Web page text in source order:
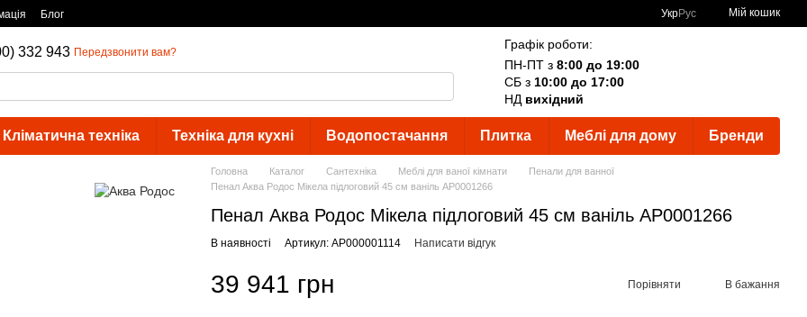
Блог УкрРус Мій кошик
332 943 Передзвонити вам?
Графік роботи:
ПН-ПТ з 8:00 до 19:00
СБ з 10:00 до 17:00
НД вихідний
Кліматична техніка Техніка для кухні Водопостачання Плитка Меблі для дому Бренди
Головна Каталог Сантехніка Меблі для ваної кімнати
Пенали для ванної
Пенал Аква Родос Мікела підлоговий 45 см ваніль АР0001266
Пенал Аква Родос Мікела підлоговий 45 см ваніль АР0001266
В наявності Артикул: АР000001114 Написати відгук
39 941 грн Порівняти В бажання